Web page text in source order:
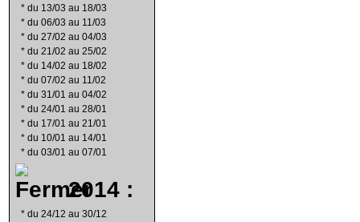
* du 13/03 au 18/03
* du 06/03 au 11/03
* du 27/02 au 04/03
* du 21/02 au 25/02
* du 14/02 au 18/02
* du 07/02 au 11/02
* du 31/01 au 04/02
* du 24/01 au 28/01
* du 17/01 au 21/01
* du 10/01 au 14/01
* du 03/01 au 07/01
2014 :
* du 24/12 au 30/12